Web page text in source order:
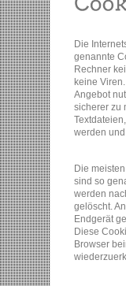
Die
genannte
Rechner
keine
Angebot
sicherer zu
werden
Die
sind so
werden
gelöscht.
Endgerät
Diese
Browser